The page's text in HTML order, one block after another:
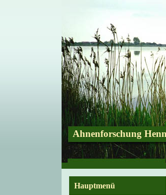
Ahnenforschung
Hauptmenü